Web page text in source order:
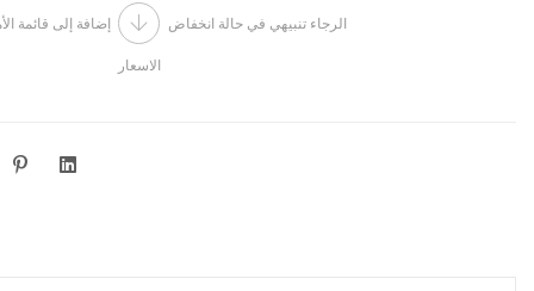
إضافة إلى قائمة الرجاء تنبيهي في حالة انخفاض
الاسعار